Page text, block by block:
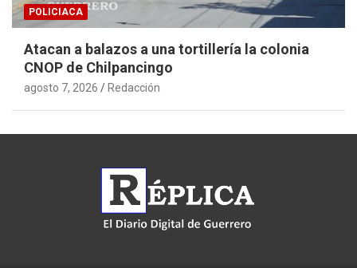
POLICIACA
Atacan a balazos a una tortillería la colonia
CNOP de Chilpancingo
agosto 7, 2026 Redacción